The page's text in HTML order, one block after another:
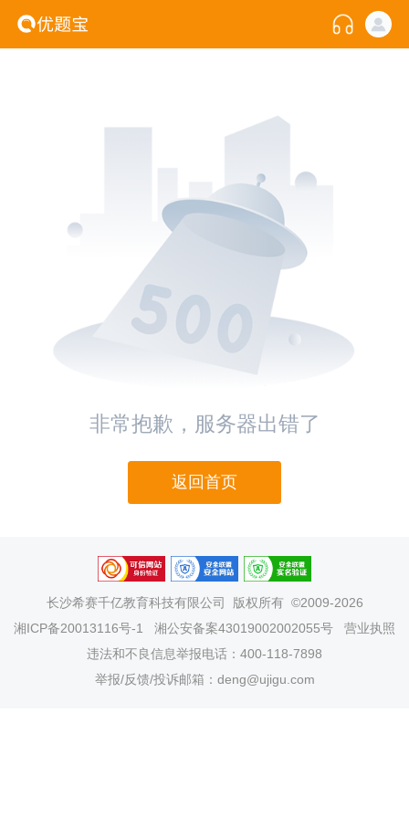
非常抱歉，服务器出错了
返回首页
长沙希赛千亿教育科技有限公司
版权所有 ©2009-2026
湘ICP备20013116号-1
湘公安备案43019002002055号
营业执照
违法和不良信息举报电话：400-118-7898
举报/反馈/投诉邮箱：deng@ujigu.com